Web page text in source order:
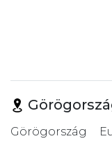
Görögország